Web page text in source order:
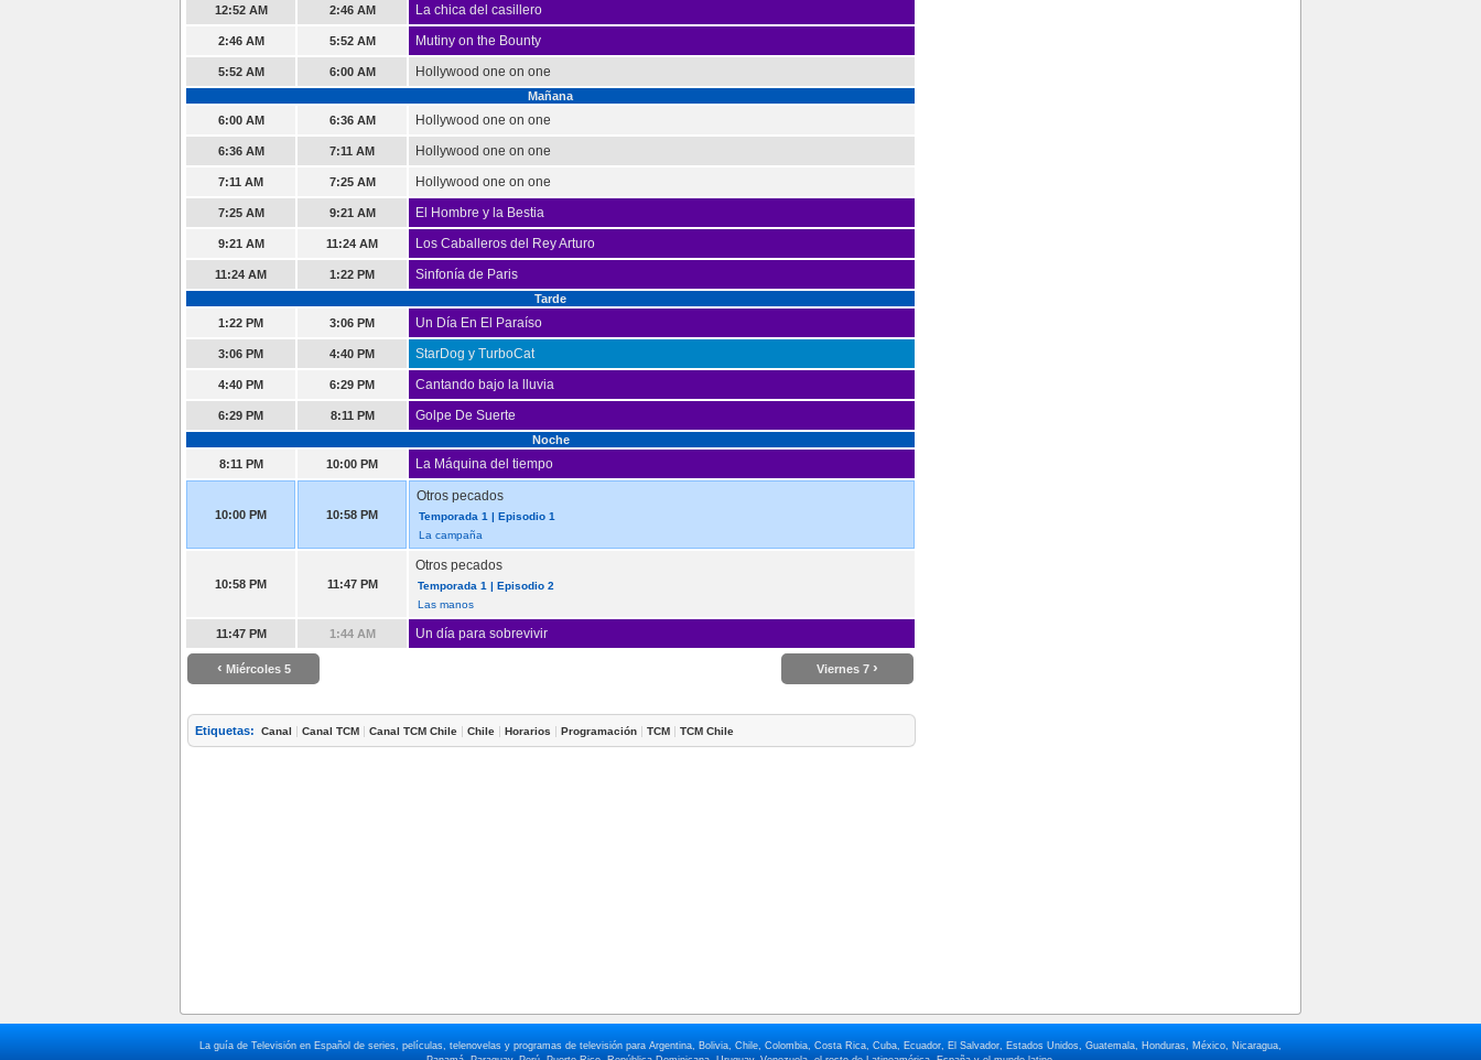
12:52 AM 2:46 AM La chica del casillero
2:46 AM 5:52 AM Mutiny on the Bounty
5:52 AM 6:00 AM Hollywood one on one
Mañana
6:00 AM
6:36 AM Hollywood one on one
6:36 AM 7:11 AM Hollywood one on one
7:11 AM 7:25 AM Hollywood one on one
7:25 AM 9:21 AM El Hombre y la Bestia
9:21 AM 11:24 AM Los Caballeros del Rey Arturo
11:24 AM 1:22 PM Sinfonía de Paris
Tarde
1:22 PM
3:06 PM Un Día En El Paraíso
3:06 PM 4:40 PM StarDog y TurboCat
4:40 PM 6:29 PM Cantando bajo la lluvia
6:29 PM 8:11 PM Golpe De Suerte
Noche
8:11 PM
10:00 PM La Máquina del tiempo
10:00 PM 10:58 PM
Otros pecados
Temporada 1 | Episodio 1
La campaña
10:58 PM 11:47 PM
Otros pecados
Temporada 1 | Episodio 2
Las manos
11:47 PM 1:44 AM Un día para sobrevivir
‹ Miércoles 5 Viernes 7 ›
Etiquetas: Canal | Canal TCM | Canal TCM Chile | Chile | Horarios | Programación | TCM | TCM Chile
La guía de Televisión en Español de series, películas, telenovelas y programas de televisión para Argentina, Bolivia, Chile, Colombia, Costa Rica, Cuba, Ecuador, El Salvador, Estados Unidos, Guatemala, Honduras, México, Nicaragua,